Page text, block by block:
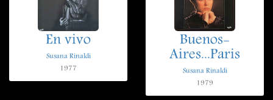
En vivo
Susana Rinaldi
1977
Buenos-
Aires...Paris
Susana Rinaldi
1979